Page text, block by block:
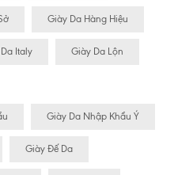
Giày Da Hàng Hiệu
Italy Giày Da Lộn
Giày Da Nhập Khẩu Ý
Giày Đế Da